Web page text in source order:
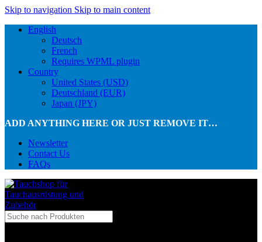
Skip to navigation Skip to main content
English
Deutsch
French
Requires WPML plugin
Country
United States (USD)
Deutschland (EUR)
Japan (JPY)
ADD ANYTHING HERE OR JUST REMOVE IT…
Newsletter
Contact Us
FAQs